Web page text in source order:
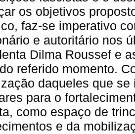
os objetivos
faz-se imperativo
e autoritário nos
Dilma Roussef e
referido momento.
daqueles que
para o
como espaço de
e da